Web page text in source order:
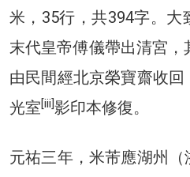
米，35行，共394字。大
末代皇帝傅儀帶出清宮
由民間經北京榮寶齋收
光室[iii]影印本修復。
元祐三年，米芾應湖州